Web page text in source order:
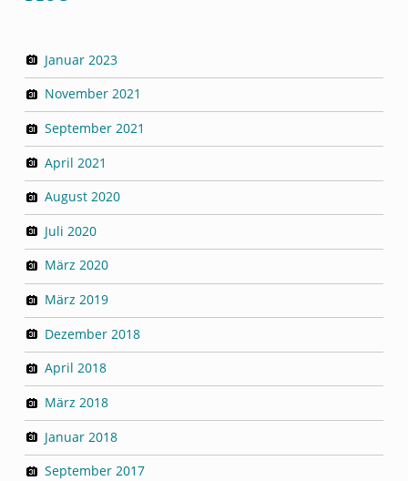
Januar 2023
November 2021
September 2021
April 2021
August 2020
Juli 2020
März 2020
März 2019
Dezember 2018
April 2018
März 2018
Januar 2018
September 2017